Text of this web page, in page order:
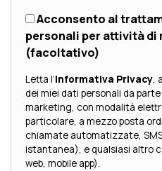
Acconsento al
personali per attività di
(facoltativo)
Letta l’Informativa Privacy,
dei miei dati personali da parte di
marketing, con modalità
particolare, a mezzo posta
chiamate automatizzate,
istantanea), e qualsiasi altro
web, mobile app).